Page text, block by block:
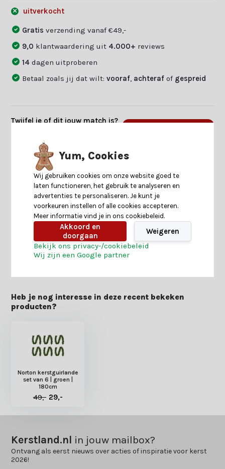
uitverkocht
Gratisverzending vanaf €49,-
9,0 klantwaardering uit 4.000+ reviews
14dagen uitproberen
Betaal zoals jij dat wilt:vooraf achteraf of gespreid
Twijfel je of dit jouw match is?
we vinden jouw match.
Productomschrijving
Specificaties
Heb je nog interesse in deze recent bekeken
producten?
Norton kerstguirlande
set van 6 | groen |
180cm
49,- 29,-
Kerstland.nl in jouw mailbox?
Ontvang als eerst nieuws over acties of inspiratie voor kerst
2026!
Yum, Cookies
Wij gebruiken cookies om onze website goed te
laten functioneren, het gebruik te analyseren en
advertenties te personaliseren. Je kunt je
voorkeuren instellen of alle cookies accepteren.
Meer informatie vind je in ons cookiebeleid.
Akkoord en
doorgaan
Weigeren
Bekijk ons privacy-/cookiebeleid
Wij zijn een Google partner